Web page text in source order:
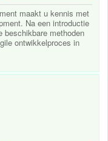
maakt u kennis met
Na een introductie
beschikbare methoden
ontwikkelproces in